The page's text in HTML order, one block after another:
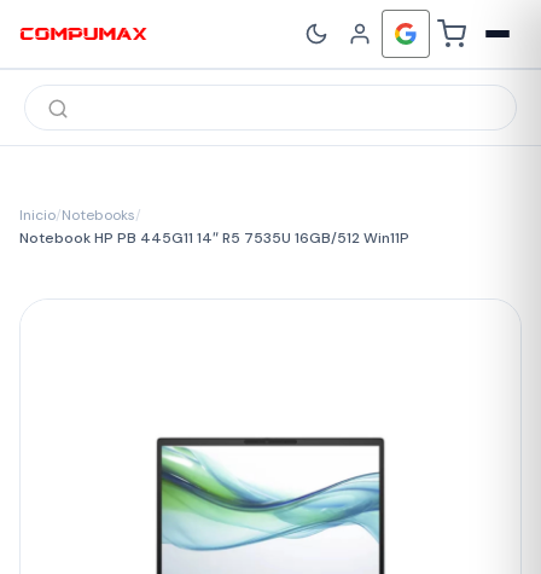
Búsqueda
de
productos
Inicio/Notebooks/
Notebook HP PB 445G11 14″ R5 7535U 16GB/512 Win11P